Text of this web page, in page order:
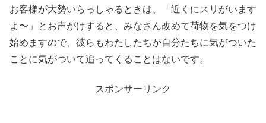
お客様が大勢いらっしゃるときは、「近くにスリがいます
よ〜」とお声がけすると、みなさん改めて荷物を気をつけ
始めますので、彼らもわたしたちが自分たちに気がついた
ことに気がついて追ってくることはないです。
スポンサーリンク